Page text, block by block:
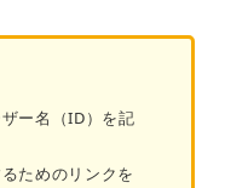
ー名（ID）を記
ためのリンクを